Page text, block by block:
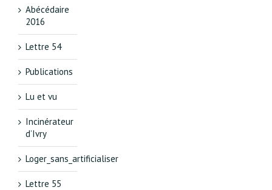
Abécédaire
2016
Lettre 54
Publications
Lu et vu
Incinérateur
d’Ivry
Loger_sans_artificialiser
Lettre 55